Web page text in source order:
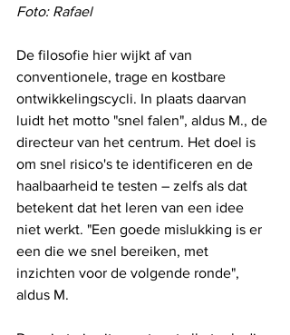
Foto: Rafael
De filosofie hier wijkt af van
conventionele, trage en kostbare
ontwikkelingscycli. In plaats daarvan
luidt het motto "snel falen", aldus M., de
directeur van het centrum. Het doel is
om snel risico's te identificeren en de
haalbaarheid te testen – zelfs als dat
betekent dat het leren van een idee
niet werkt. "Een goede mislukking is er
een die we snel bereiken, met
inzichten voor de volgende ronde",
aldus M.